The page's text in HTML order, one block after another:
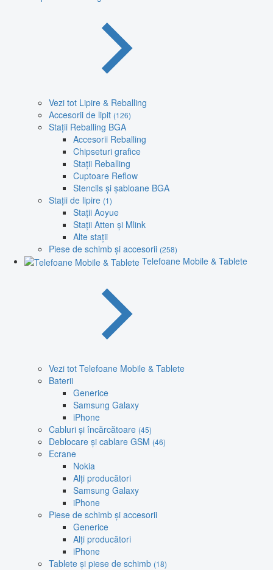
Vezi tot Lipire & Reballing
Accesorii de lipit (126)
Stații Reballing BGA
Accesorii Reballing
Chipseturi grafice
Stații Reballing
Cuptoare Reflow
Stencils și șabloane BGA
Stații de lipire (1)
Stații Aoyue
Stații Atten și Mlink
Alte stații
Piese de schimb și accesorii (258)
Telefoane Mobile & Tablete
Vezi tot Telefoane Mobile & Tablete
Baterii
Generice
Samsung Galaxy
iPhone
Cabluri și încărcătoare (45)
Deblocare și cablare GSM (46)
Ecrane
Nokia
Alți producători
Samsung Galaxy
iPhone
Piese de schimb și accesorii
Generice
Alți producători
iPhone
Tablete și piese de schimb (18)